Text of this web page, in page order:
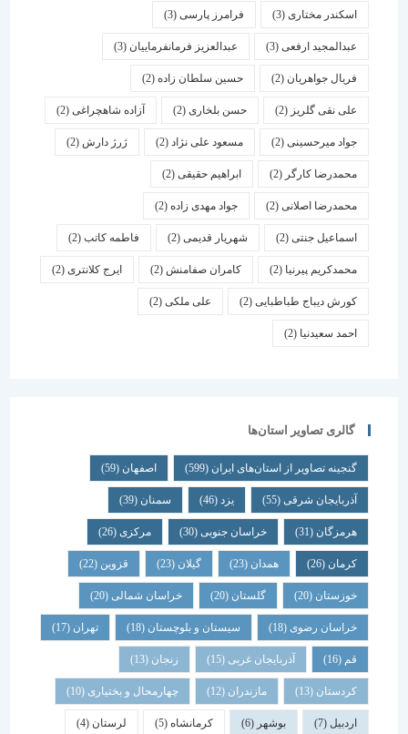
اسكندر مختاری (3) فرامرز پارسی(3)
عبدالمجید ارفعی(3) عبدالعزیز فرمانفرماییان(3)
فریال جواهریان(2) حسین سلطان زاده(2)
علی نقی گلریز(2) حسن بلخاری(2) آزاده شاهچراغی(2)
جواد میرحسینی(2) مسعود علی نژاد(2) ژرژ دارش (2)
محمدرضا کارگر(2) ابراهیم حقیقی(2)
محمدرضا اصلانی(2) جواد مهدی زاده(2)
اسماعیل جنتی(2) شهریار قدیمی(2) فاطمه کاتب(2)
محمدکریم پیرنیا (2) کامران صفامنش(2) ایرج کلانتری (2)
کورش دیباج طباطبایی(2) علی ملکی(2)
احمد سعیدنیا (2)
گالری تصاویر استان‌ها
گنجینه تصاویر از استان‌های ایران(599) اصفهان (59)
آذربایجان شرقی(55) یزد سمنان (39)
هرمزگان(31) خراسان جنوبی(30) مرکزی (26)
همدان گیلان قزوین
خوزستان(20) گلستان (20) خراسان شمالی(20)
خراسان رضوی(18) سیستان و بلوچستان(18) تهران
آذربایجان غربی(15) زنجان
کردستان(13) مازندران(12) چهارمحال و بختیاری (10)
بوشهر کرمانشاه(5) لرستان (4)